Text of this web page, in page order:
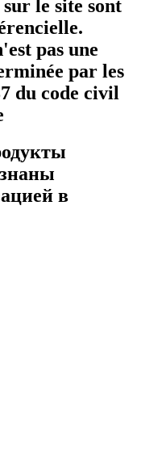
le site sont
pas une
par les
du code civil
в